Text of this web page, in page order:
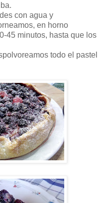
con agua y
en horno
45 minutos, hasta que los
todo el pastel